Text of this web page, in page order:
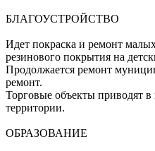
БЛАГОУСТРОЙСТВО
Идет покраска и ремонт
резинового покрытия на
Продолжается ремонт
ремонт.
Торговые объекты приводят
территории.
ОБРАЗОВАНИЕ